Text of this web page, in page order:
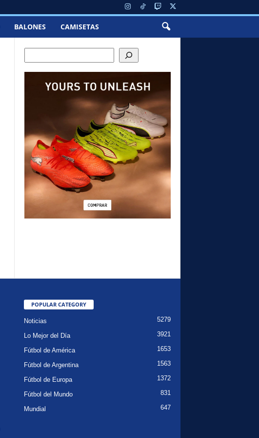
BALONES CAMISETAS
POPULAR CATEGORY
Noticias 5279
Lo Mejor del Día 3921
Fútbol de América 1653
Fútbol de Argentina 1563
Fútbol de Europa 1372
Fútbol del Mundo 831
Mundial 647